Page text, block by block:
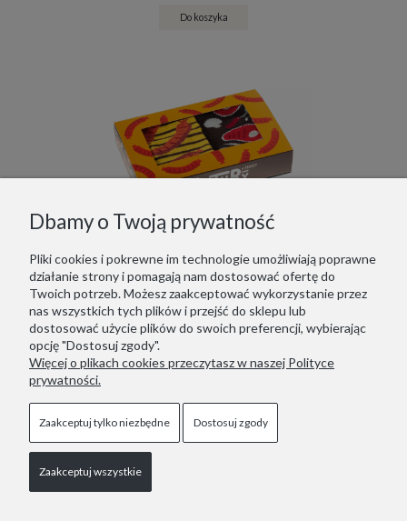
Do koszyka
Zestaw Kolorowych Skarpetek 2 Pary mixTURY Grillowe Śmieszne Długie Damskie Męskie Steki Kiełbaski Grill Jedzenie
44,99 zł
Dbamy o Twoją prywatność
Pliki cookies i pokrewne im technologie umożliwiają poprawne
działanie strony i pomagają nam dostosować ofertę do
Twoich potrzeb. Możesz zaakceptować wykorzystanie przez
nas wszystkich tych plików i przejść do sklepu lub
dostosować użycie plików do swoich preferencji, wybierając
opcję "Dostosuj zgody".
Więcej o plikach cookies przeczytasz w naszej Polityce
prywatności.
Zaakceptuj tylko niezbędne Dostosuj zgody
Zaakceptuj wszystkie